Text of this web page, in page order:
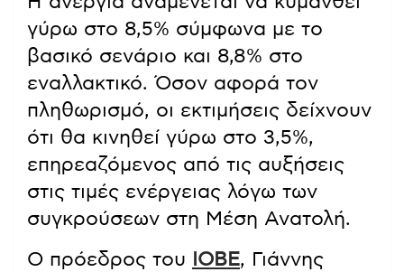
γύρω στο 8,5% σύμφωνα με το
βασικό σενάριο και 8,8% στο
εναλλακτικό. Όσον αφορά τον
πληθωρισμό, οι εκτιμήσεις δείχνουν
ότι θα κινηθεί γύρω στο 3,5%,
επηρεαζόμενος από τις αυξήσεις
στις τιμές ενέργειας λόγω των
συγκρούσεων στη Μέση Ανατολή.
Ο πρόεδρος του ΙΟΒΕ, Γιάννης